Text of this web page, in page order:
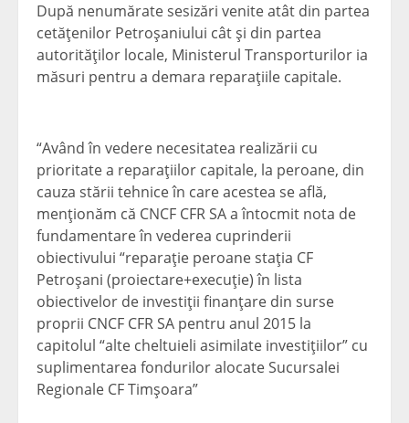
După nenumărate sesizări venite atât din partea
cetăţenilor Petroşaniului cât şi din partea
autorităţilor locale, Ministerul Transporturilor ia
măsuri pentru a demara reparaţiile capitale.
“Având în vedere necesitatea realizării cu
prioritate a reparaţiilor capitale, la peroane, din
cauza stării tehnice în care acestea se află,
menţionăm că CNCF CFR SA a întocmit nota de
fundamentare în vederea cuprinderii
obiectivului “reparaţie peroane staţia CF
Petroşani (proiectare+execuţie) în lista
obiectivelor de investiţii finanţare din surse
proprii CNCF CFR SA pentru anul 2015 la
capitolul “alte cheltuieli asimilate investiţiilor” cu
suplimentarea fondurilor alocate Sucursalei
Regionale CF Timşoara”